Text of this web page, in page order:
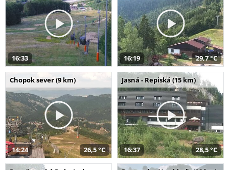
16:33 16:19 29,7 °C
Chopok sever (9 km)
14:24 26,5 °C
Jasná - Repiská (15 km)
16:37 28,5 °C